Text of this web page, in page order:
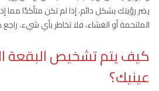
يضر رؤيتك بشكل دائم. إذا لم تكن متأكدًا مما
الملتحمة أو الغشاء، فلا تخاطر بأي شيء.
كيف يتم تشخيص البقعة
عينيك؟